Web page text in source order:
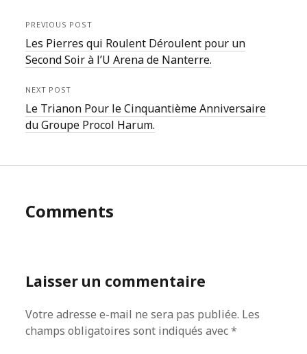
PREVIOUS POST
Les Pierres qui Roulent Déroulent pour un
Second Soir à l’U Arena de Nanterre.
NEXT POST
Le Trianon Pour le Cinquantième Anniversaire
du Groupe Procol Harum.
Comments
Laisser un commentaire
Votre adresse e-mail ne sera pas publiée. Les
champs obligatoires sont indiqués avec*